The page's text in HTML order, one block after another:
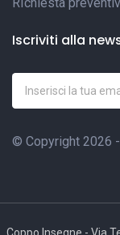
Iscriviti alla
© Copyright 2026